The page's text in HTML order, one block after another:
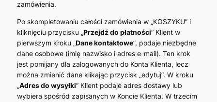
zamówienia.
Po skompletowaniu całości zamówienia w „KOSZYKU” i
kliknięciu przycisku „Przejdź do płatności” Klient w
pierwszym kroku „Dane kontaktowe”, podaje niezbędne
dane osobowe (imię nazwisko i adres e-mail). Ten krok
jest pomijany dla zalogowanych do Konta Klienta, lecz
można zmienić dane klikając przycisk „edytuj”. W kroku
„Adres do wysyłki” Klient podaje adres dostawy lub
wybiera spośród zapisanych w Koncie Klienta. W trzecim